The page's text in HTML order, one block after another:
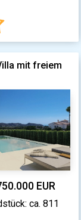
mit freiem
EUR
ca. 811